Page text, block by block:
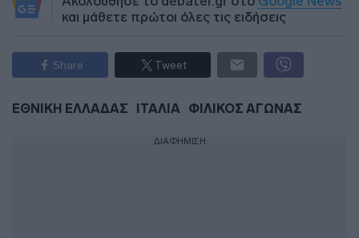
και μάθετε πρώτοι όλες τις ειδήσεις
Share Tweet
ΕΘΝΙΚΗ ΕΛΛΑΔΑΣ ΙΤΑΛΙΑ ΦΙΛΙΚΟΣ ΑΓΩΝΑΣ
ΔΙΑΦΗΜΙΣΗ